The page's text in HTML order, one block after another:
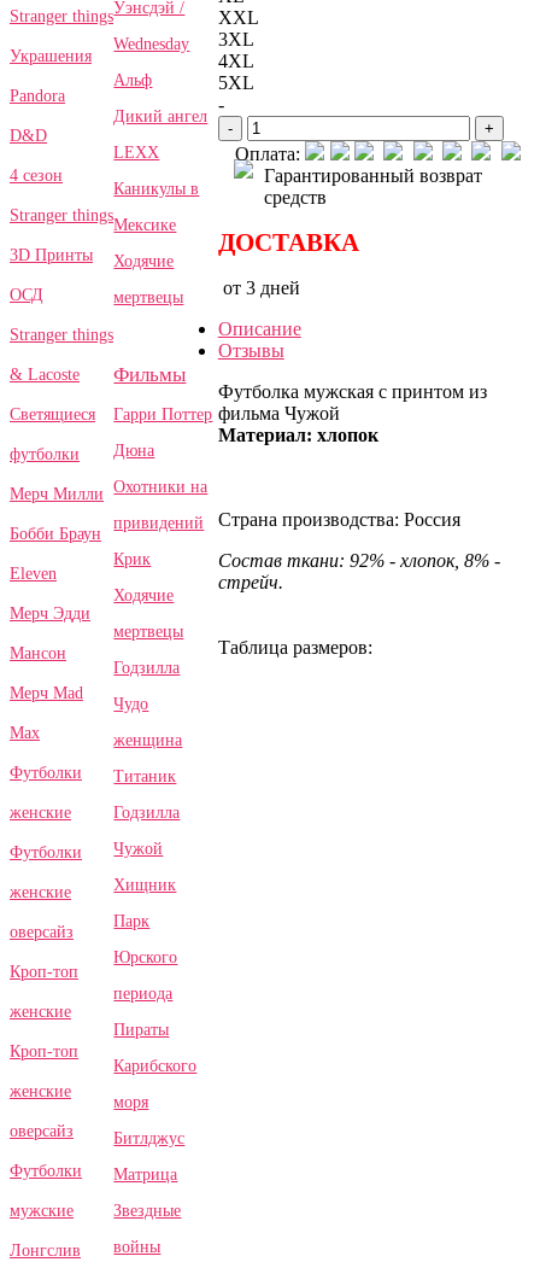
Stranger things
Украшения
Pandora
D&D
4 сезон
Stranger things
3D Принты
ОСД
Stranger things
& Lacoste
Светящиеся
футболки
Мерч Милли
Бобби Браун
Eleven
Мерч Эдди
Мансон
Мерч Mad
Max
Футболки
женские
Футболки
женские
оверсайз
Кроп-топ
женские
Кроп-топ
женские
оверсайз
Футболки
мужские
Лонгслив
Уэнсдэй /
Wednesday
Альф
Дикий ангел
LEXX
Каникулы в
Мексике
Ходячие
мертвецы
Фильмы
Гарри Поттер
Дюна
Охотники на
привидений
Крик
Ходячие
мертвецы
Годзилла
Чудо
женщина
Титаник
Годзилла
Чужой
Хищник
Парк
Юрского
периода
Пираты
Карибского
моря
Битлджус
Матрица
Звездные
войны
XXL
3XL
4XL
5XL
-
- +
Оплата:
Гарантированный возврат
средств
ДОСТАВКА
от 3 дней
Описание
Отзывы
Футболка мужская с принтом из
фильма Чужой
Материал: хлопок
Страна производства: Россия
Состав ткани: 92% - хлопок, 8% -
стрейч.
Таблица размеров: